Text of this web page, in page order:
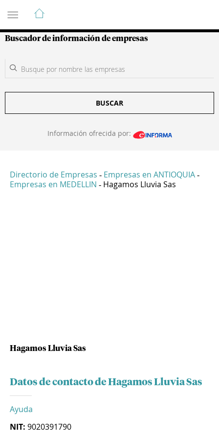
Guía de Empresas Colombianas
Buscador de información de empresas
BUSCAR
Información ofrecida por:
Directorio de Empresas - Empresas en ANTIOQUIA -
Empresas en MEDELLIN - Hagamos Lluvia Sas
Hagamos Lluvia Sas
Datos de contacto de Hagamos Lluvia Sas
Ayuda
NIT: 9020391790